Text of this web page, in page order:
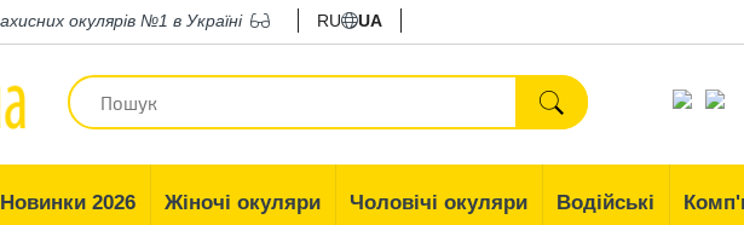
окулярів №1 в Україні RU UA
Новинки 2026 Жіночі окуляри Чоловічі окуляри Водійські